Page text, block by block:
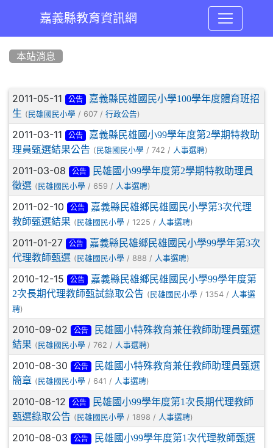
嘉義縣教育資訊網
本站消息
文章列表
2011-05-11 公告
嘉義縣民雄國民小學100學年度體育班招
生 ( 民雄國民小學 / 607 / 行政公告)
2011-03-11 公告
嘉義縣民雄國小99學年度第2學期特教助
理員甄選結果公告 ( 民雄國民小學 / 742 / 人事選聘)
2011-03-08 公告
民雄國小99學年度第2學期特教助理員
徵選 ( 民雄國民小學 / 659 / 人事選聘)
2011-02-10 公告
嘉義縣民雄鄉民雄國民小學第3次代理
教師甄選結果 ( 民雄國民小學 / 1225 / 人事選聘)
2011-01-27 公告
嘉義縣民雄鄉民雄國民小學99學年第3次
代理教師甄選 ( 民雄國民小學 / 888 / 人事選聘)
2010-12-15 公告
嘉義縣民雄鄉民雄國民小學99學年度第
2次長期代理教師甄試錄取公告 ( 民雄國民小學 / 1354 / 人事選
聘)
2010-09-02 公告
民雄國小特殊教育兼任教師助理員甄選
結果 ( 民雄國民小學 / 762 / 人事選聘)
2010-08-30 公告
民雄國小特殊教育兼任教師助理員甄選
簡章 ( 民雄國民小學 / 641 / 人事選聘)
2010-08-12 公告
民雄國小99學年度第1次長期代理教師
甄選錄取公告 ( 民雄國民小學 / 1898 / 人事選聘)
2010-08-03 公告 民雄國小99學年度第1次代理教師甄選